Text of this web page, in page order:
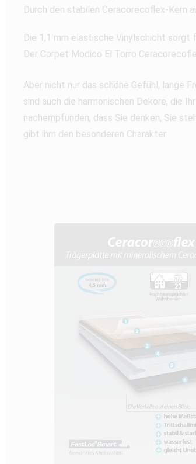
Durch den stabilen Ceracorecoflex-Kern
Die 1,1 mm elastische Vinylschicht sorgt
Der Corpet Modico El Torro
Aber nicht nur das schöne Gefühl, lange
sind auch die harmonischen Dekore, die
nachempfunden, dass Sie denken, Sie
gibt ihm den besonderen Charakter.